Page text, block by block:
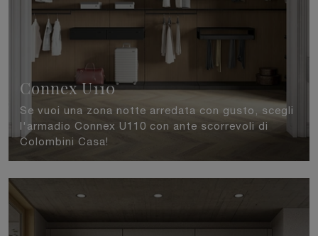
Connex U110
Se vuoi una zona notte arredata con gusto, scegli
l'armadio Connex U110 con ante scorrevoli di
Colombini Casa!